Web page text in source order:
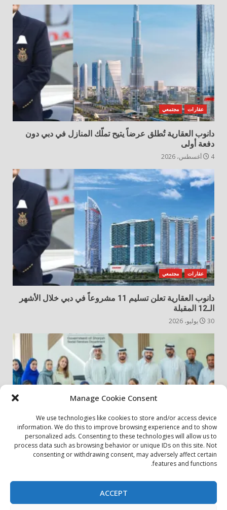
Manage Cookie Consent
We use technologies like cookies to store and/or access device
information. We do this to improve browsing experience and to show
personalized ads. Consenting to these technologies will allow us to
process data such as browsing behavior or unique IDs on this site. Not
consenting or withdrawing consent, may adversely affect certain
features and functions.
ACCEPT
عقارات مجتمعي
دانوب العقارية تُطلق عرضاً يتيح تملّك المنازل في دبي دون
دفعة أولى
4 أغسطس، 2026
عقارات مجتمعي
دانوب العقارية تعلن تسليم 11 مشروعاً في دبي خلال الأشهر
الـ12 المقبلة
30 يوليو، 2026
أخبار المجتمع مجتمعي
الشارقة لإدارة الأصول تنظم زيارة إلى دار رعاية المسنين
بيان الخصوصية سياسة ملفات تعريف الارتباط اتصل بنا